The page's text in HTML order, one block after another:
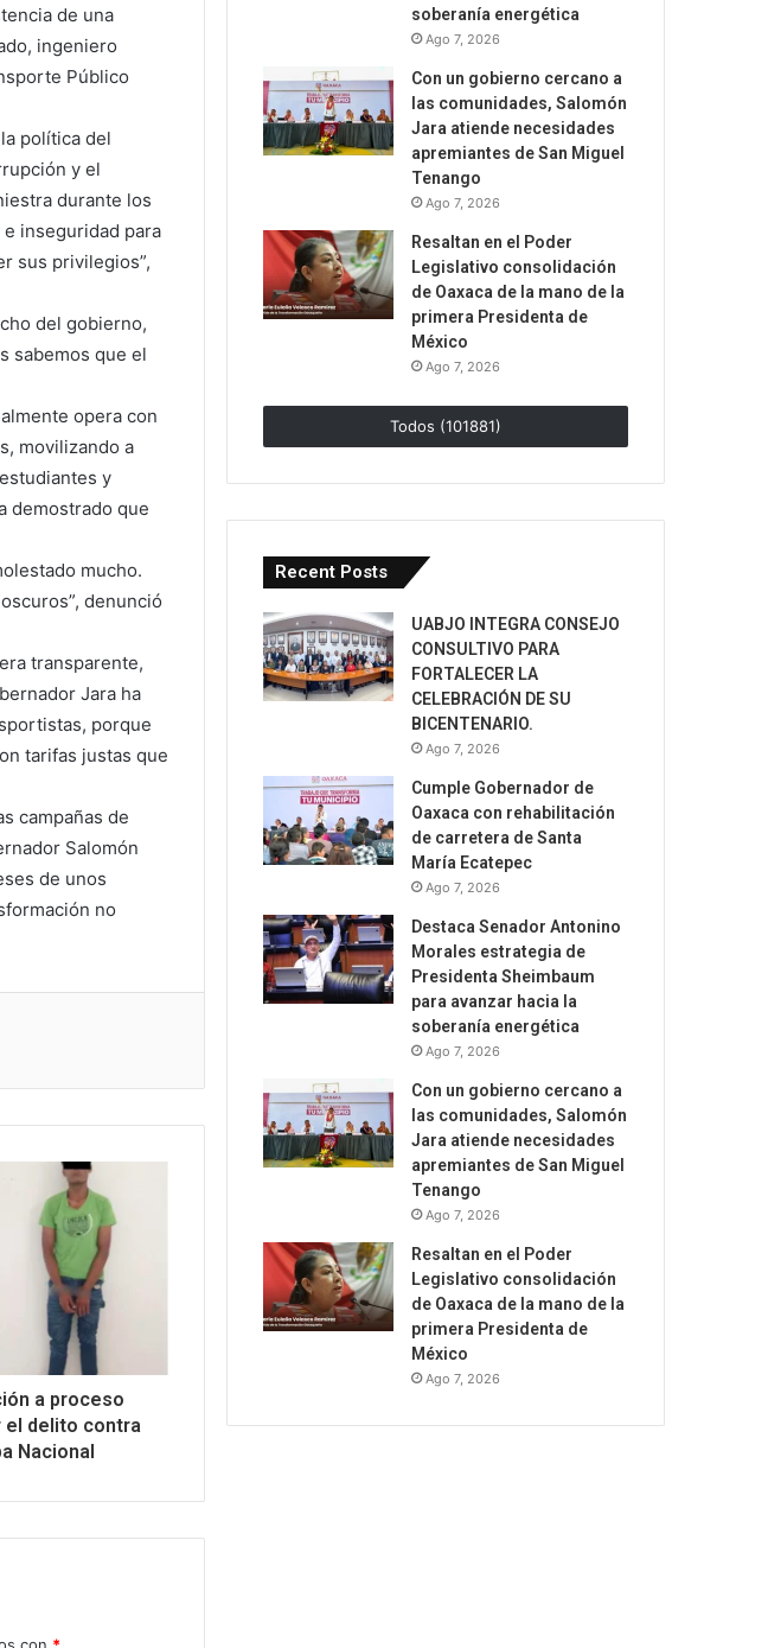
de una
ingeniero
Público
política del
y el
durante los
inseguridad para
sus privilegios”,
del gobierno,
sabemos que el
opera con
movilizando a
y
demostrado que
mucho.
denunció
transparente,
Jara ha
porque
tarifas justas que
campañas de
Salomón
de unos
no
a proceso
el delito contra
Nacional
soberanía energética
Ago 7, 2026
Con un gobierno cercano a
las comunidades, Salomón
Jara atiende necesidades
apremiantes de San Miguel
Tenango
Ago 7, 2026
Resaltan en el Poder
Legislativo consolidación
de Oaxaca de la mano de la
primera Presidenta de
México
Ago 7, 2026
Todos (101881)
Recent Posts
UABJO INTEGRA CONSEJO
CONSULTIVO PARA
FORTALECER LA
CELEBRACIÓN DE SU
BICENTENARIO.
Ago 7, 2026
Cumple Gobernador de
Oaxaca con rehabilitación
de carretera de Santa
María Ecatepec
Ago 7, 2026
Destaca Senador Antonino
Morales estrategia de
Presidenta Sheimbaum
para avanzar hacia la
soberanía energética
Ago 7, 2026
Con un gobierno cercano a
las comunidades, Salomón
Jara atiende necesidades
apremiantes de San Miguel
Tenango
Ago 7, 2026
Resaltan en el Poder
Legislativo consolidación
de Oaxaca de la mano de la
primera Presidenta de
México
Ago 7, 2026